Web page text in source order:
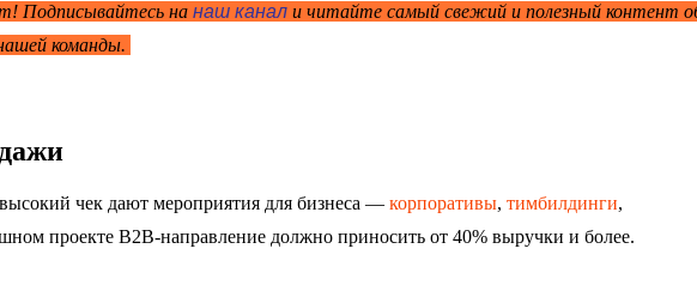
Подписывайтесь на наш канал и читайте самый свежий и полезный контент
команды.
чек дают мероприятия для бизнеса — корпоративы, тимбилдинги,
проекте B2B-направление должно приносить от 40% выручки и более.